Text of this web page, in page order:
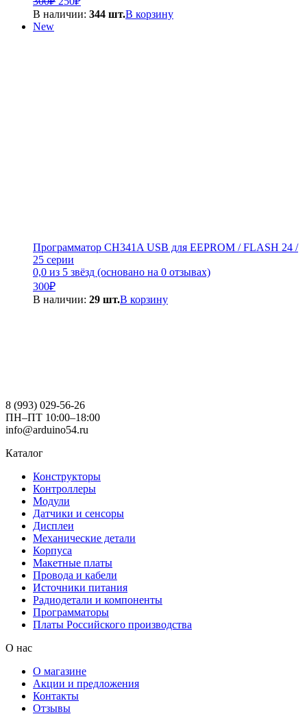
ценацена:
В наличии: 344 шт.В корзину
New
Программатор CH341A USB для EEPROM / FLASH 24 /
25 серии
0,0 из 5 звёзд (основано на 0 отзывах)
300₽
В наличии: 29 шт.В корзину
8 (993) 029-56-26
ПН–ПТ 10:00–18:00
info@arduino54.ru
Каталог
Конструкторы
Контроллеры
Модули
Датчики и сенсоры
Дисплеи
Механические детали
Корпуса
Макетные платы
Провода и кабели
Источники питания
Радиодетали и компоненты
Программаторы
Платы Российского производства
О нас
О магазине
Акции и предложения
Контакты
Отзывы